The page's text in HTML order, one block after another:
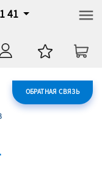
41
ОБРАТНАЯ СВЯЗЬ